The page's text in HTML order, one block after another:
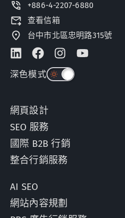
+886-4-2207-6880
查看信箱
台中市北區忠明路315號
深色模式
網頁設計
SEO 服務
國際 B2B 行銷
整合行銷服務
AI SEO
網站內容規劃